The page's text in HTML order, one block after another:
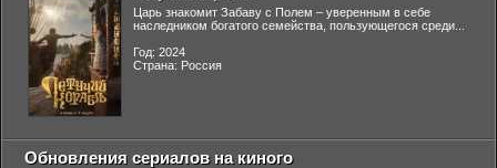
Царь знакомит Забаву с Полем – уверенным в себе
наследником богатого семейства, пользующегося среди...
Год: 2024
Страна: Россия
Обновления сериалов на киного